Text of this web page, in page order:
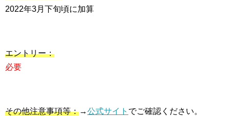
2022年3月下旬頃に加算
エントリー：
必要
その他注意事項等：→公式サイト でご確認ください。